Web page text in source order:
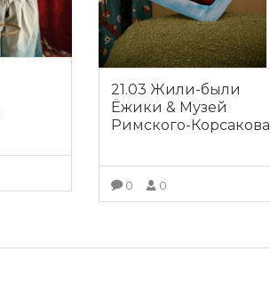
21.03 Жили-были
Ёжики & Музей
Римского-Корсакова
0 0